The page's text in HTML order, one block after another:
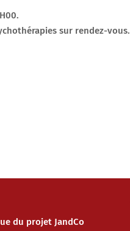
sur rendez-vous.
du projet JandCo